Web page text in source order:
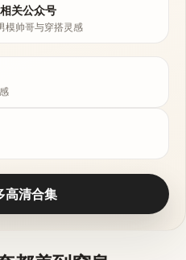
关公众号
模帅哥与穿搭灵感
高清合集